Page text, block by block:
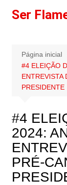
paraSer
Página inicial
#4 ELEIÇÃO
ENTREVISTA
PRESIDENTE
#4
2024:
PRÉ-